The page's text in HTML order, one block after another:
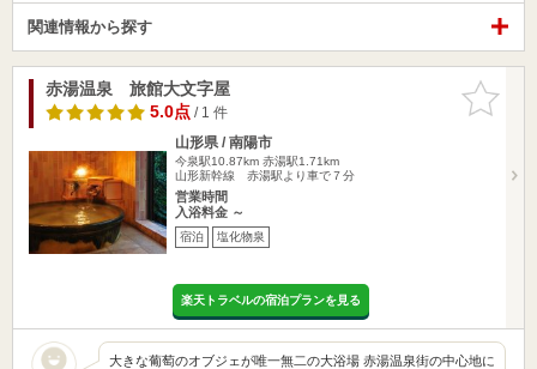
関連情報から探す
お気に入
りに追加
赤湯温泉 旅館大文字屋
5.0点/ 1 件
山形県 / 南陽市
今泉駅10.87km 赤湯駅1.71km
山形新幹線 赤湯駅より車で７分
営業時間
入浴料金 ～
宿泊 塩化物泉
楽天トラベルの宿泊プランを見る
大きな葡萄のオブジェが唯一無二の大浴場 赤湯温泉街の中心地に